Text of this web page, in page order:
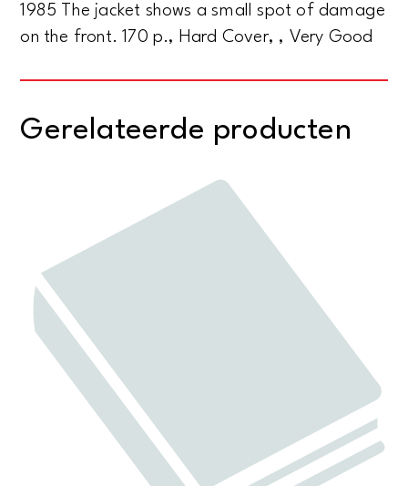
Louville
aantal
1985 The jacket shows a small spot of damage
on the front. 170 p., Hard Cover, , Very Good
Gerelateerde producten